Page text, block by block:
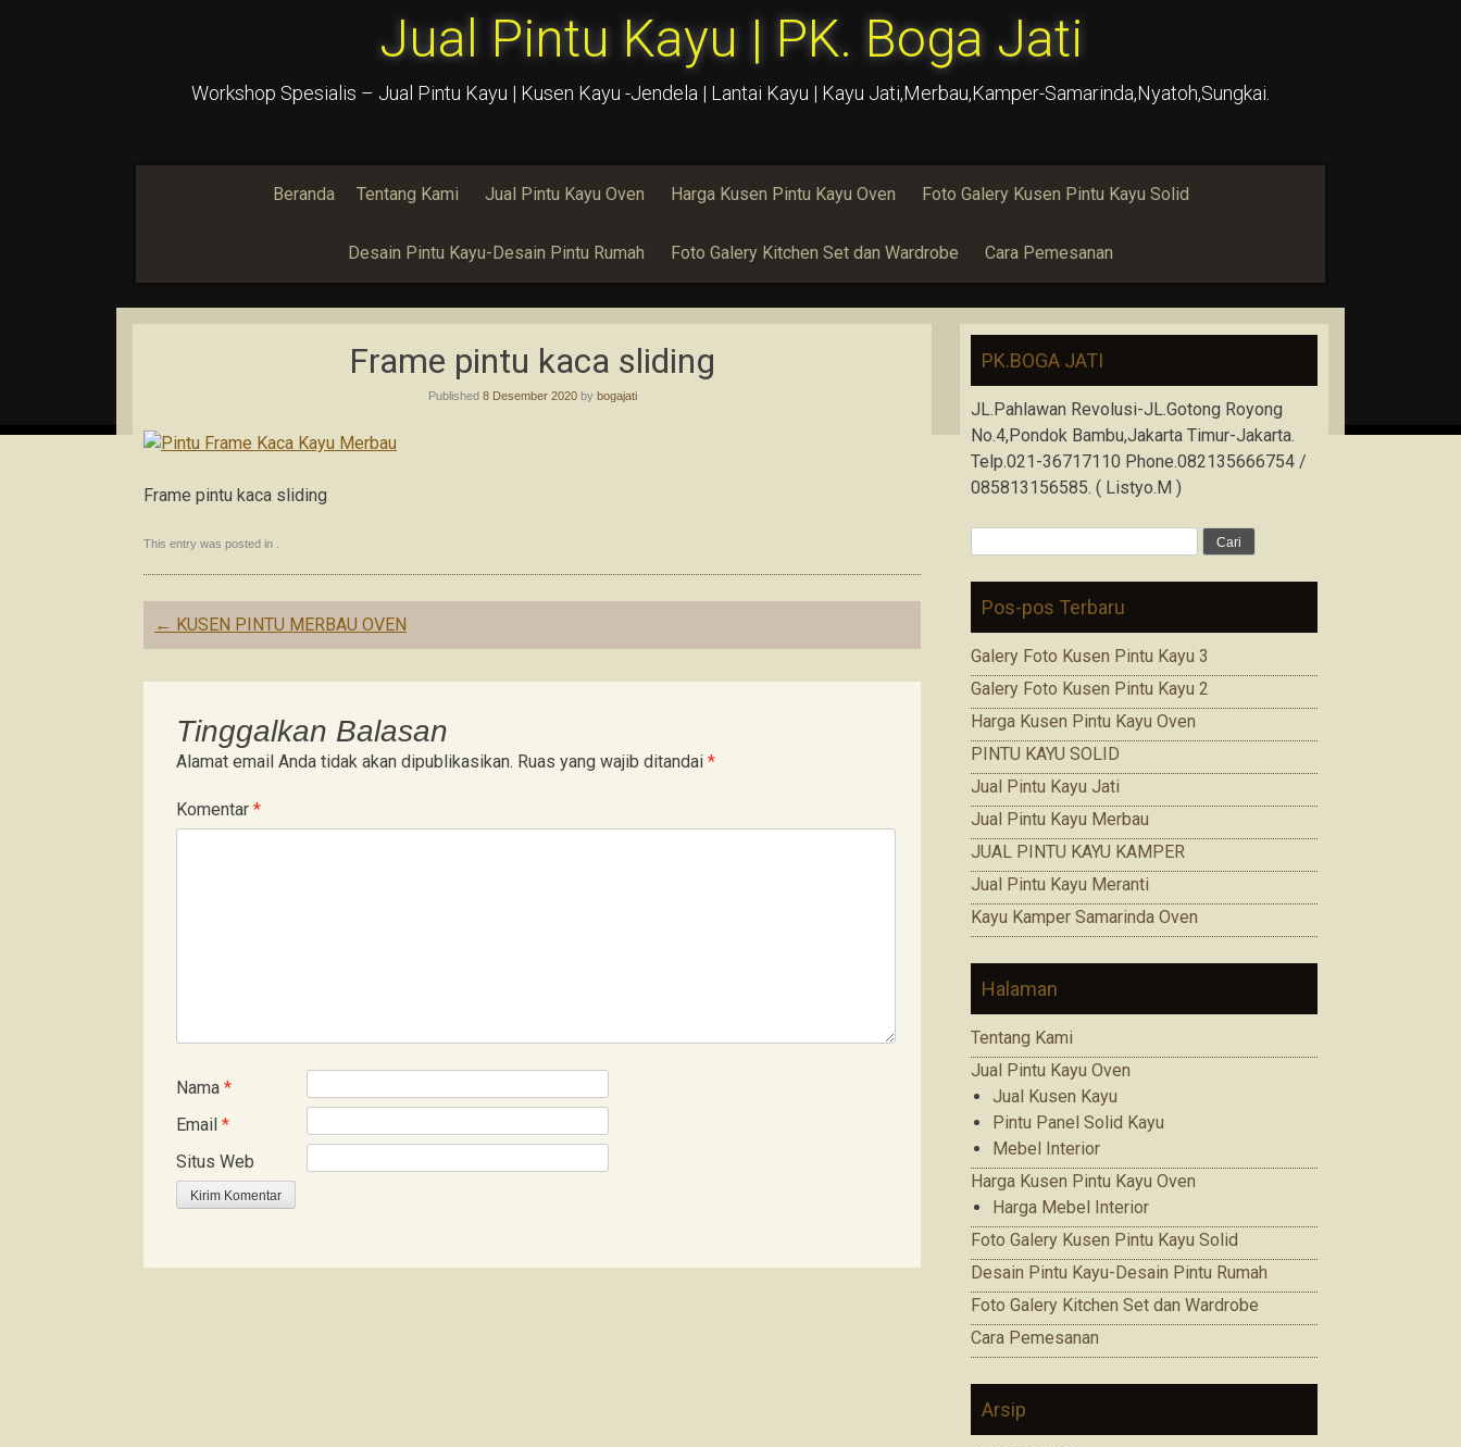
Jual Pintu Kayu | PK. Boga Jati
Workshop Spesialis – Jual Pintu Kayu | Kusen Kayu -Jendela | Lantai Kayu | Kayu Jati,Merbau,Kamper-Samarinda,Nyatoh,Sungkai.
Beranda Tentang Kami Jual Pintu Kayu Oven Harga Kusen Pintu Kayu Oven Foto Galery Kusen Pintu Kayu Solid
Desain Pintu Kayu-Desain Pintu Rumah Foto Galery Kitchen Set dan Wardrobe Cara Pemesanan
Frame pintu kaca sliding
Published 8 Desember 2020by bogajati
Frame pintu kaca sliding
This entry was posted in .
Post
navigation
← KUSEN PINTU MERBAU OVEN
Tinggalkan Balasan
Alamat email Anda tidak akan dipublikasikan. Ruas yang wajib ditandai *
Komentar *
Nama *
Email *
Situs Web
PK.BOGA JATI
JL.Pahlawan Revolusi-JL.Gotong Royong
No.4,Pondok Bambu,Jakarta Timur-Jakarta.
Telp.021-36717110 Phone.082135666754 /
085813156585. ( Listyo.M )
Pos-pos Terbaru
Galery Foto Kusen Pintu Kayu 3
Galery Foto Kusen Pintu Kayu 2
Harga Kusen Pintu Kayu Oven
PINTU KAYU SOLID
Jual Pintu Kayu Jati
Jual Pintu Kayu Merbau
JUAL PINTU KAYU KAMPER
Jual Pintu Kayu Meranti
Kayu Kamper Samarinda Oven
Halaman
Tentang Kami
Jual Pintu Kayu Oven
Jual Kusen Kayu
Pintu Panel Solid Kayu
Mebel Interior
Harga Kusen Pintu Kayu Oven
Harga Mebel Interior
Foto Galery Kusen Pintu Kayu Solid
Desain Pintu Kayu-Desain Pintu Rumah
Foto Galery Kitchen Set dan Wardrobe
Cara Pemesanan
Arsip